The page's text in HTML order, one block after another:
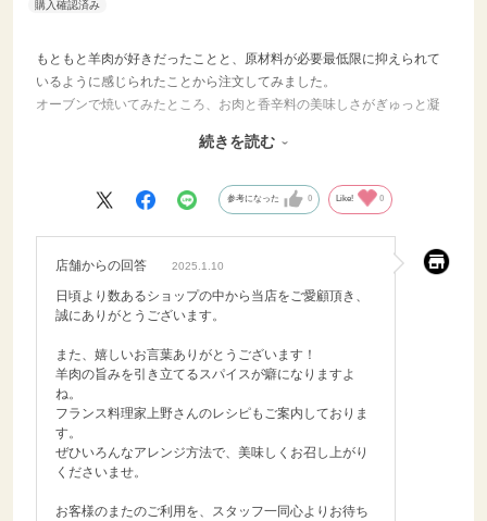
もともと羊肉が好きだったことと、原材料が必要最低限に抑えられて
いるように感じられたことから注文してみました。
オーブンで焼いてみたところ、お肉と香辛料の美味しさがぎゅっと凝
自宅で食べられるなんて…と、感動すら覚えました。
緒にお鍋で煮てスープにしたところ、スープストックなど使っていな
いにも関わらずこちらも深みのある味になりました。
また近いうちに購入して、色々な調理法を試してみたいと思います！
続きを読む
参考になった 0 Like! 0
店舗からの回答 2025.1.10
日頃より数あるショップの中から当店をご愛顧頂き、
誠にありがとうございます。
また、嬉しいお言葉ありがとうございます！
羊肉の旨みを引き立てるスパイスが癖になりますよ
ね。
フランス料理家上野さんのレシピもご案内しておりま
す。
ぜひいろんなアレンジ方法で、美味しくお召し上がり
くださいませ。
お客様のまたのご利用を、スタッフ一同心よりお待ち